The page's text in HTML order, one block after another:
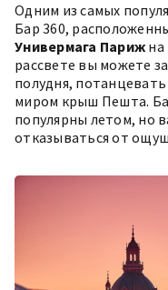
Одним из самых
Бар 360,
Универмага Париж
рассвете вы можете
полудня,
миром крыш Пешта.
популярны летом, но
отказываться от